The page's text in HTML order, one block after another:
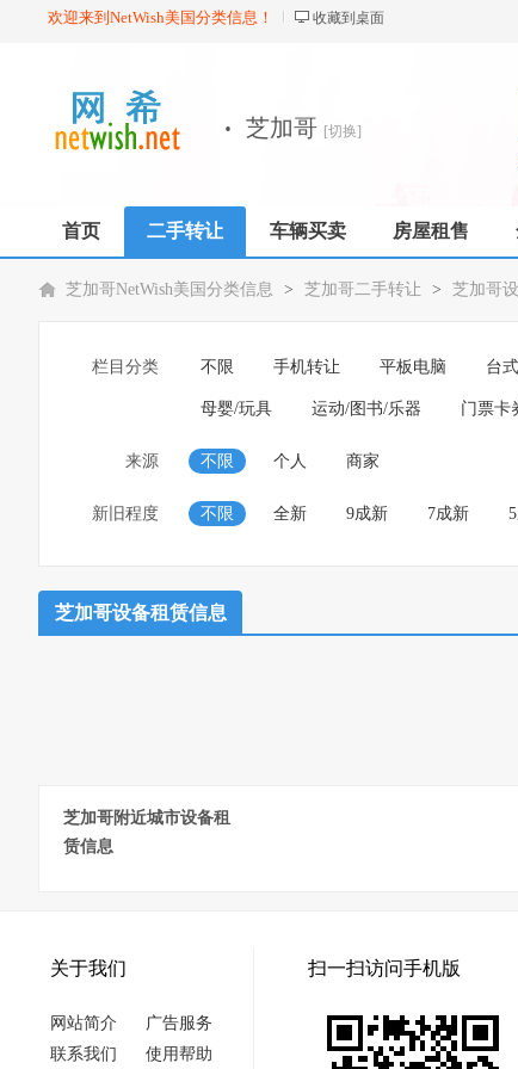
欢迎来到NetWish美国分类信息！ 收藏到桌面
· 芝加哥 [切换]
首页 二手转让 车辆买卖 房屋租售
芝加哥NetWish美国分类信息 > 芝加哥二手转让 > 芝加哥
栏目分类 不限 手机转让 平板电脑 台
母婴/玩具 运动/图书/乐器 门票卡
来源 不限 个人 商家
新旧程度 不限 全新 9成新 7成新
芝加哥设备租赁信息
芝加哥附近城市设备租
赁信息
关于我们
网站简介
广告服务
联系我们
使用帮助
扫一扫访问手机版